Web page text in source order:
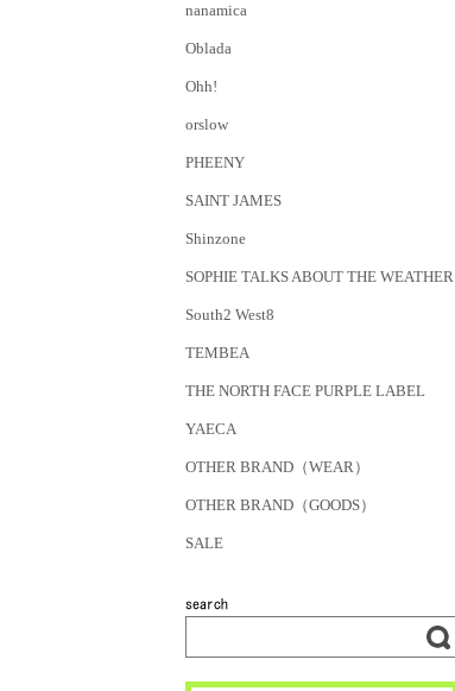
nanamica
Oblada
Ohh!
orslow
PHEENY
SAINT JAMES
Shinzone
SOPHIE TALKS ABOUT THE WEATHER
South2 West8
TEMBEA
THE NORTH FACE PURPLE LABEL
YAECA
OTHER BRAND（WEAR）
OTHER BRAND（GOODS）
SALE